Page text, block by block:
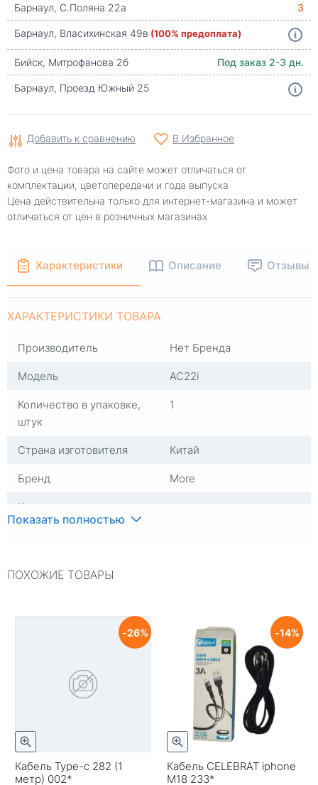
Барнаул, С.Поляна 22а
3
Барнаул, Власихинская 49в (100% предоплата)
Бийск, Митрофанова 2б
Под заказ 2-3 дн.
Барнаул, Проезд Южный 25
Добавить к сравнению В Избранное
Фото и цена товара на сайте может отличаться от
комплектации, цветопередачи и года выпуска
Цена действительна только для интернет-магазина и может
отличаться от цен в розничных магазинах
Характеристики Описание Отзывы
ХАРАКТЕРИСТИКИ ТОВАРА
Производитель
Нет Бренда
Модель
AC22i
Количество в упаковке,
штук
1
Страна изготовителя
Китай
Бренд
More
Комплектация
Показать полностью
ПОХОЖИЕ ТОВАРЫ
Кабель Туре-с 282 (1
метр) 002*
26
Кабель CELEBRAT iphone
М18 233*
14